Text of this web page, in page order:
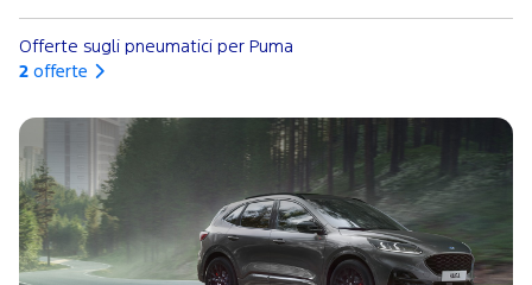
Offerte sugli pneumatici per Puma
2 offerte